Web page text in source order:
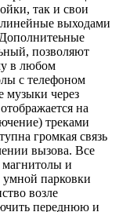
так и свои
выходами
позволяют
в любом
с телефоном
музыки через
на
треками
громкая связь
вызова. Все
магнитолы и
умной парковки
возле
переднюю и